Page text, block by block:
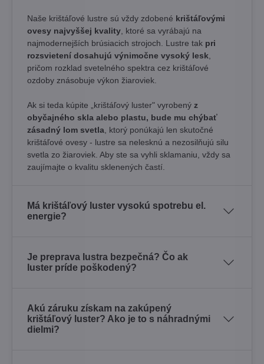
Naše krištáľové lustre sú vždy zdobené krištáľovými
ovesy najvyššej kvality , ktoré sa vyrábajú na
najmodernejších brúsiacich strojoch. Lustre tak pri
rozsvietení dosahujú výnimočne vysoký lesk
pričom rozklad svetelného spektra cez krištáľové
ozdoby znásobuje výkon žiaroviek.
Ak si teda kúpite „krištáľový luster" vyrobený z
obyčajného skla alebo plastu, bude mu chýbať
zásadný lom svetla , ktorý ponúkajú len skutočné
krištáľové ovesy - lustre sa nelesknú a nezosilňujú silu
svetla zo žiaroviek. Aby ste sa vyhli sklamaniu, vždy sa
zaujímajte o kvalitu sklenených častí.
Má krištáľový luster vysokú spotrebu el.
energie?
Je preprava lustra bezpečná? Čo ak
luster príde poškodený?
Akú záruku získam na zakúpený
krištáľový luster? Ako je to s náhradnými
dielmi?